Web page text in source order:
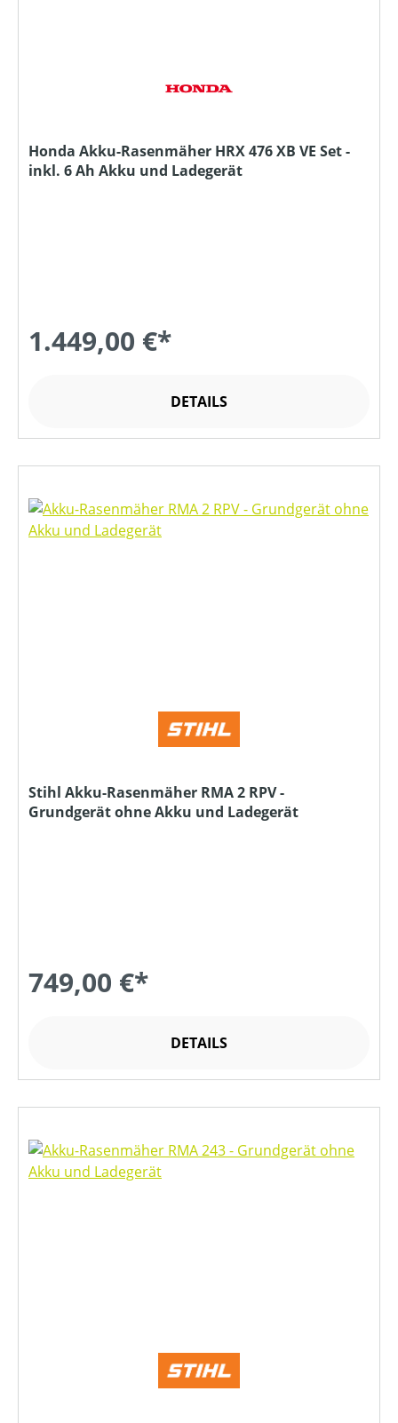
Honda Akku-Rasenmäher HRX 476 XB VE Set -
inkl. 6 Ah Akku und Ladegerät
1.449,00 €*
DETAILS
Stihl Akku-Rasenmäher RMA 2 RPV -
Grundgerät ohne Akku und Ladegerät
749,00 €*
DETAILS